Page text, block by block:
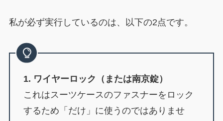
私が必ず実行しているのは、以下の2点です。
1. ワイヤーロック（または南京錠）
これはスーツケースのファスナーをロック
するため「だけ」に使うのではありませ